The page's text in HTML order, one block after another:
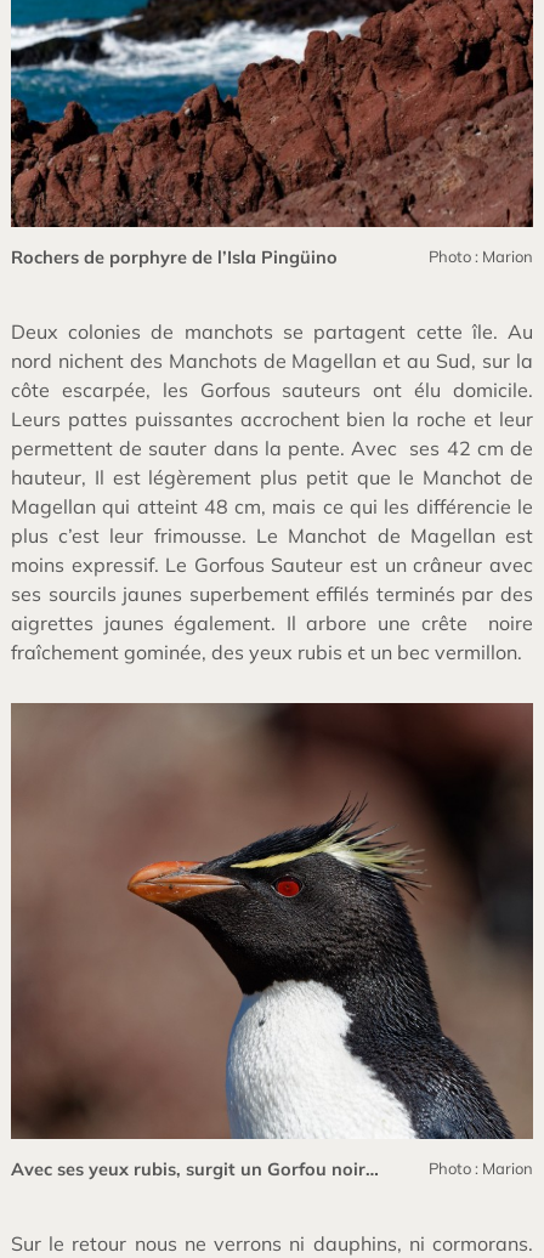
Rochers de porphyre de l’Isla Pingüino Photo : Marion
Deux colonies de manchots se partagent cette île. Au
nord nichent des Manchots de Magellan et au Sud, sur la
côte escarpée, les Gorfous sauteurs ont élu domicile.
Leurs pattes puissantes accrochent bien la roche et leur
permettent de sauter dans la pente. Avec ses 42 cm de
hauteur, Il est légèrement plus petit que le Manchot de
Magellan qui atteint 48 cm, mais ce qui les différencie le
plus c’est leur frimousse. Le Manchot de Magellan est
moins expressif. Le Gorfous Sauteur est un crâneur avec
ses sourcils jaunes superbement effilés terminés par des
aigrettes jaunes également. Il arbore une crête noire
fraîchement gominée, des yeux rubis et un bec vermillon.
Avec ses yeux rubis, surgit un Gorfou noir… Photo : Marion
Sur le retour nous ne verrons ni dauphins, ni cormorans.